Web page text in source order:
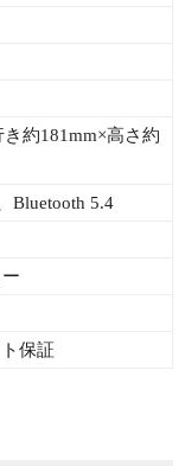
約181mm×高さ約
Bluetooth 5.4
保証